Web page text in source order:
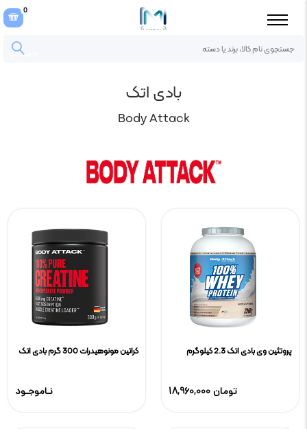
جستجو
0
بادی اتک
Body Attack
کراتین مونوهیدرات 300 گرم بادی اتک
نـاموجـود
پروتئین وی بادی اتک 2.3 کیلوگرم
18,960,000 تومان